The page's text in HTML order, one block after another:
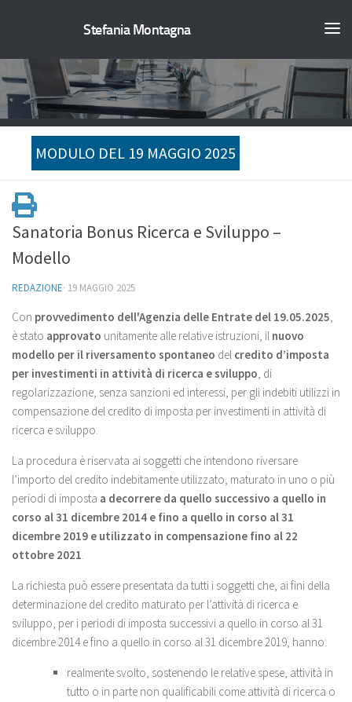
Stefania Montagna
MODULO DEL 19 MAGGIO 2025
Sanatoria Bonus Ricerca e Sviluppo –
Modello
REDAZIONE· 19 MAGGIO 2025
Con provvedimento dell'Agenzia delle Entrate del 19.05.2025,
è stato approvato unitamente alle relative istruzioni, il nuovo
modello per il riversamento spontaneo del credito d’imposta
per investimenti in attività di ricerca e sviluppo, di
regolarizzazione, senza sanzioni ed interessi, per gli indebiti utilizzi in
compensazione del credito di imposta per investimenti in attività di
ricerca e sviluppo.
La procedura è riservata ai soggetti che intendono riversare
l’importo del credito indebitamente utilizzato, maturato in uno o più
periodi di imposta a decorrere da quello successivo a quello in
corso al 31 dicembre 2014 e fino a quello in corso al 31
dicembre 2019 e utilizzato in compensazione fino al 22
ottobre 2021.
La richiesta può essere presentata da tutti i soggetti che, ai fini della
determinazione del credito maturato per l’attività di ricerca e
sviluppo, per i periodi di imposta successivi a quello in corso al 31
dicembre 2014 e fino a quello in corso al 31 dicembre 2019, hanno:
realmente svolto, sostenendo le relative spese, attività in
tutto o in parte non qualificabili come attività di ricerca o